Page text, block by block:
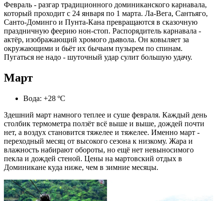
Февраль - разгар традиционного доминиканского карнавала,
который проходит с 24 января по 1 марта. Ла-Вега, Сантьяго,
Санто-Доминго и Пунта-Кана превращаются в сказочную
праздничную феерию нон-стоп. Распорядитель карнавала -
актёр, изображающий хромого дьявола. Он ковыляет за
окружающими и бьёт их бычьим пузырем по спинам.
Пугаться не надо - шуточный удар сулит большую удачу.
Март
Вода: +28 ºС
Здешний март намного теплее и суше февраля. Каждый день
столбик термометра ползёт всё выше и выше, дождей почти
нет, а воздух становится тяжелее и тяжелее. Именно март -
переходный месяц от высокого сезона к низкому. Жара и
влажность набирают обороты, но ещё нет невыносимого
пекла и дождей стеной. Цены на мартовский отдых в
Доминикане куда ниже, чем в зимние месяцы.